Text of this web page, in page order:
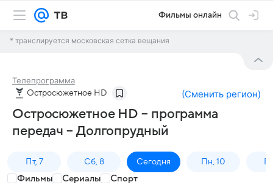
Фильмы онлайн
* транслируется московская сетка вещания
Телепрограмма
Остросюжетное HD (Сменить регион)
Остросюжетное HD – программа
передач – Долгопрудный
Пт, 7 Сб, 8 Сегодня Пн, 10
Фильмы Сериалы Спорт